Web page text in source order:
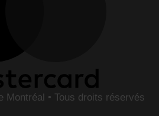
Montréal • Tous droits réservés